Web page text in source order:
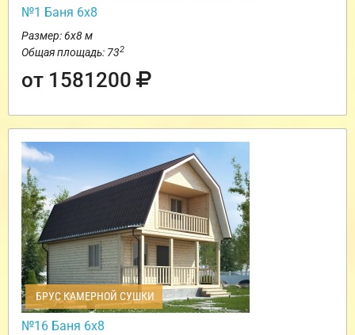
№1 Баня 6х8
Размер: 6х8 м
Общая площадь: 732
от 1581200
БРУС КАМЕРНОЙ СУШКИ
№16 Баня 6х8